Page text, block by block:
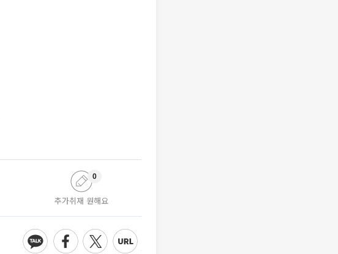
추가취재 원해요
0